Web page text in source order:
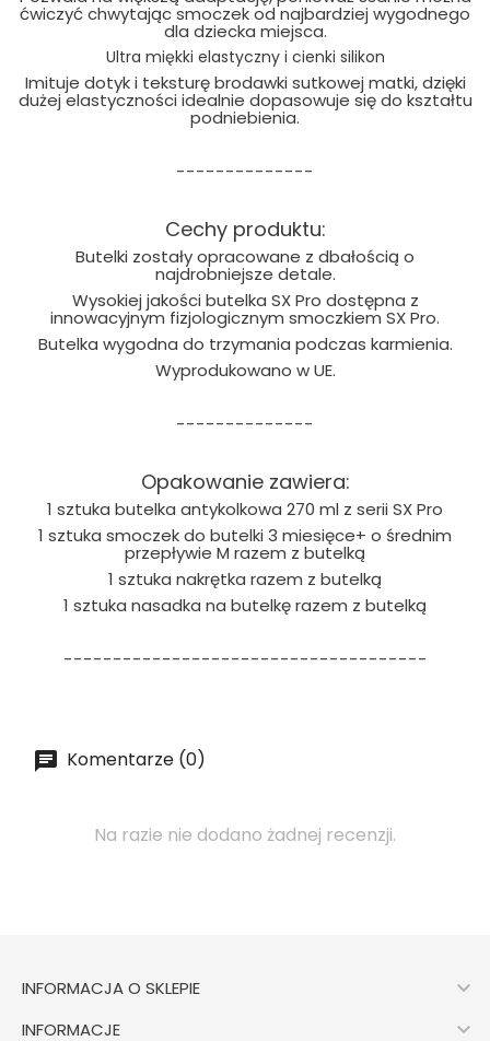
ćwiczyć chwytając smoczek od najbardziej wygodnego
dla dziecka miejsca.
Ultra miękki elastyczny i cienki silikon
Imituje dotyk i teksturę brodawki sutkowej matki, dzięki
dużej elastyczności idealnie dopasowuje się do kształtu
podniebienia.
--------------
Cechy produktu:
Butelki zostały opracowane z dbałością o
najdrobniejsze detale.
Wysokiej jakości butelka SX Pro dostępna z
innowacyjnym fizjologicznym smoczkiem SX Pro.
Butelka wygodna do trzymania podczas karmienia.
Wyprodukowano w UE.
--------------
Opakowanie zawiera:
1 sztuka butelka antykolkowa 270 ml z serii SX Pro
1 sztuka smoczek do butelki 3 miesięce+ o średnim
przepływie M razem z butelką
1 sztuka nakrętka razem z butelką
1 sztuka nasadka na butelkę razem z butelką
-------------------------------------
Komentarze (0)
Na razie nie dodano żadnej recenzji.
INFORMACJA O SKLEPIE 
INFORMACJE 